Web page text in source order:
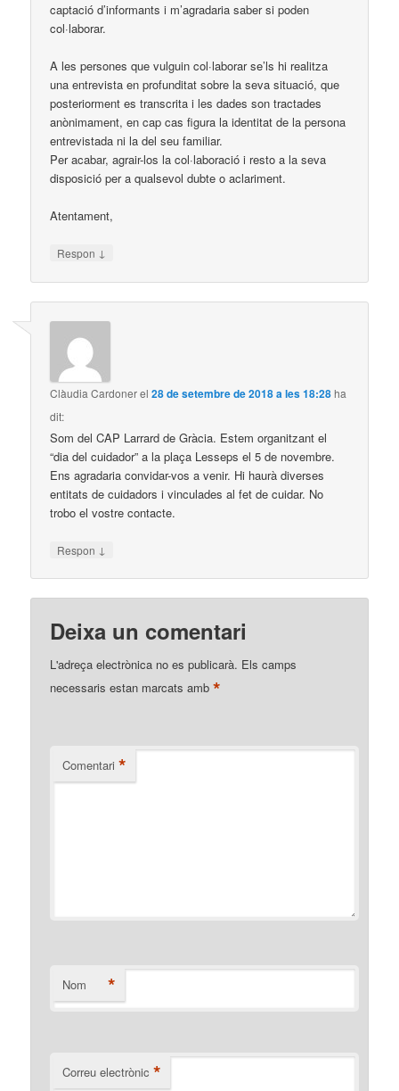
captació d’informants i m’agradaria saber si poden
col·laborar.
A les persones que vulguin col·laborar se’ls hi realitza
una entrevista en profunditat sobre la seva situació, que
posteriorment es transcrita i les dades son tractades
anònimament, en cap cas figura la identitat de la persona
entrevistada ni la del seu familiar.
Per acabar, agrair-los la col·laboració i resto a la seva
disposició per a qualsevol dubte o aclariment.
Atentament,
Respon ↓
Clàudia Cardonerel28 de setembre de 2018 a les 18:28ha
dit:
Som del CAP Larrard de Gràcia. Estem organitzant el
“dia del cuidador” a la plaça Lesseps el 5 de novembre.
Ens agradaria convidar-vos a venir. Hi haurà diverses
entitats de cuidadors i vinculades al fet de cuidar. No
trobo el vostre contacte.
Respon ↓
Deixa un comentari
L'adreça electrònica no es publicarà. Els camps
necessaris estan marcats amb*
Comentari *
Nom *
Correu electrònic *